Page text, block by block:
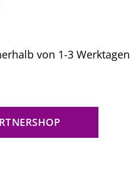
von 1-3 Werktagen